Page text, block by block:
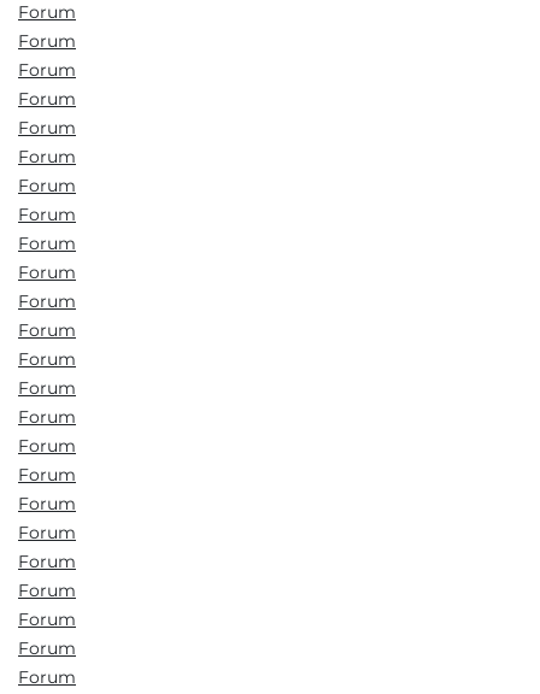
Forum
Forum
Forum
Forum
Forum
Forum
Forum
Forum
Forum
Forum
Forum
Forum
Forum
Forum
Forum
Forum
Forum
Forum
Forum
Forum
Forum
Forum
Forum
Forum